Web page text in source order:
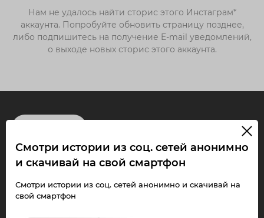
Нам не удалось найти сторис этого Инстаграм*
аккаунта. Попробуйте обновить страницу позднее,
либо подпишитесь на получение E-mail уведомлений,
о выходе новых сторис этого аккаунта.
Смотри Stories и
скачивай Reels без
ограничений!
Смотри истории из соц. сетей анонимно
и скачивай на свой смартфон
Смотри истории из соц. сетей анонимно и скачивай на
свой смартфон